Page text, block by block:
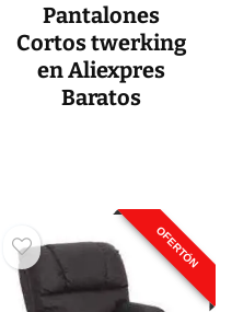
Pantalones
Cortos twerking
en Aliexpres
Baratos
OFERTÓN